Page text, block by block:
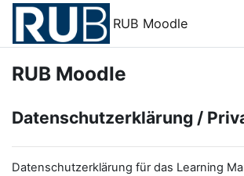
Zum Hauptinhalt
RUB Moodle
RUB Moodle
Datenschutzerklärung /
Datenschutzerklärung für das Learning